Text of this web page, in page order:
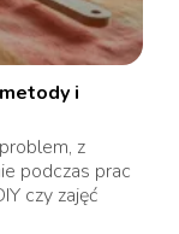
i
z
podczas prac
czy zajęć